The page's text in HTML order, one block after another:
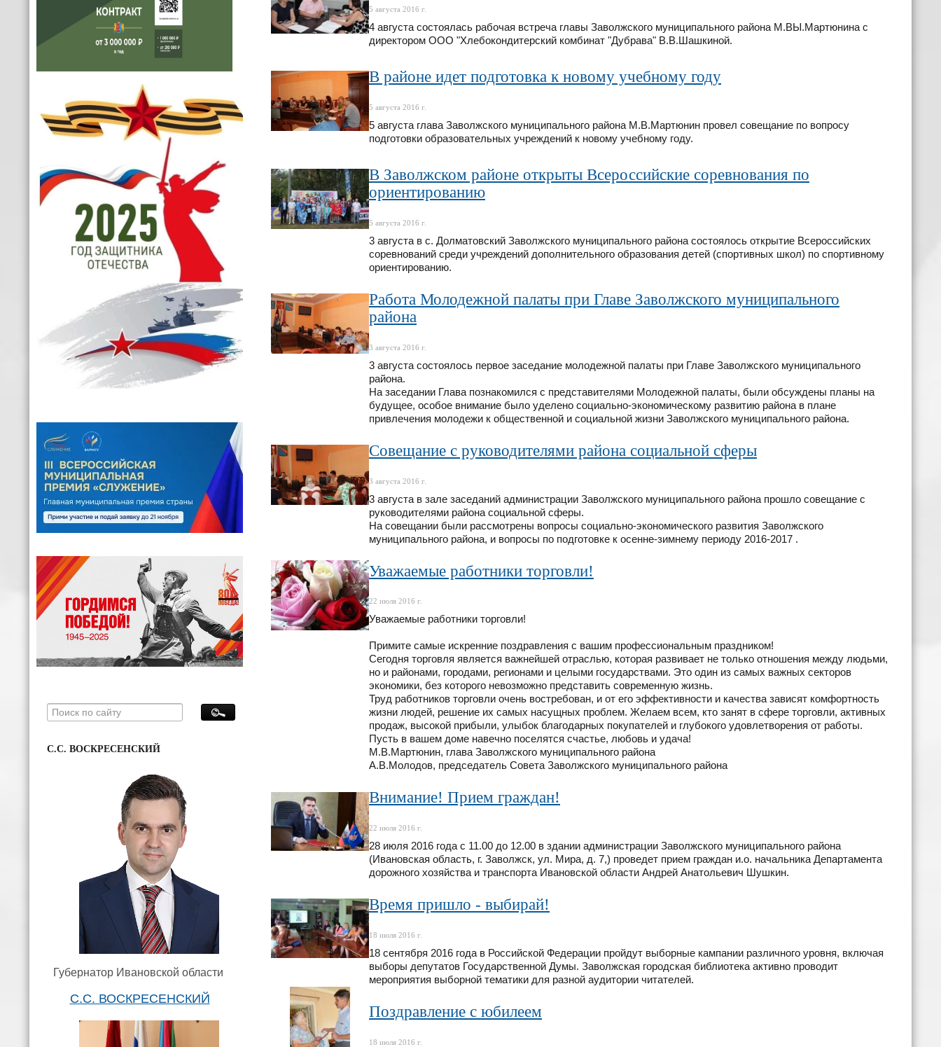
С.С. ВОСКРЕСЕНСКИЙ
Губернатор Ивановской области
С.С. ВОСКРЕСЕНСКИЙ
5 августа 2016 г.
4 августа состоялась рабочая встреча главы Заволжского муниципального района М.ВЫ.Мартюнина с
директором ООО "Хлебокондитерский комбинат "Дубрава" В.В.Шашкиной.
В районе идет подготовка к новому учебному году
5 августа 2016 г.
5 августа глава Заволжского муниципального района М.В.Мартюнин провел совещание по вопросу
подготовки образовательных учреждений к новому учебному году.
В Заволжском районе открыты Всероссийские соревнования по
ориентированию
5 августа 2016 г.
3 августа в с. Долматовский Заволжского муниципального района состоялось открытие Всероссийских
соревнований среди учреждений дополнительного образования детей (спортивных школ) по спортивному
ориентированию.
Работа Молодежной палаты при Главе Заволжского муниципального
района
3 августа 2016 г.
3 августа состоялось первое заседание молодежной палаты при Главе Заволжского муниципального
района.
На заседании Глава познакомился с представителями Молодежной палаты, были обсуждены планы на
будущее, особое внимание было уделено социально-экономическому развитию района в плане
привлечения молодежи к общественной и социальной жизни Заволжского муниципального района.
Совещание с руководителями района социальной сферы
3 августа 2016 г.
3 августа в зале заседаний администрации Заволжского муниципального района прошло совещание с
руководителями района социальной сферы.
На совещании были рассмотрены вопросы социально-экономического развития Заволжского
муниципального района, и вопросы по подготовке к осенне-зимнему периоду 2016-2017 .
Уважаемые работники торговли!
22 июля 2016 г.
Уважаемые работники торговли!
Примите самые искренние поздравления с вашим профессиональным праздником!
Сегодня торговля является важнейшей отраслью, которая развивает не только отношения между людьми,
но и районами, городами, регионами и целыми государствами. Это один из самых важных секторов
экономики, без которого невозможно представить современную жизнь.
Труд работников торговли очень востребован, и от его эффективности и качества зависят комфортность
жизни людей, решение их самых насущных проблем. Желаем всем, кто занят в сфере торговли, активных
продаж, высокой прибыли, улыбок благодарных покупателей и глубокого удовлетворения от работы.
Пусть в вашем доме навечно поселятся счастье, любовь и удача!
М.В.Мартюнин, глава Заволжского муниципального района
А.В.Молодов, председатель Совета Заволжского муниципального района
Внимание! Прием граждан!
22 июля 2016 г.
28 июля 2016 года с 11.00 до 12.00 в здании администрации Заволжского муниципального района
(Ивановская область, г. Заволжск, ул. Мира, д. 7,) проведет прием граждан и.о. начальника Департамента
дорожного хозяйства и транспорта Ивановской области Андрей Анатольевич Шушкин.
Время пришло - выбирай!
18 июля 2016 г.
18 сентября 2016 года в Российской Федерации пройдут выборные кампании различного уровня, включая
выборы депутатов Государственной Думы. Заволжская городская библиотека активно проводит
мероприятия выборной тематики для разной аудитории читателей.
Поздравление с юбилеем
18 июля 2016 г.